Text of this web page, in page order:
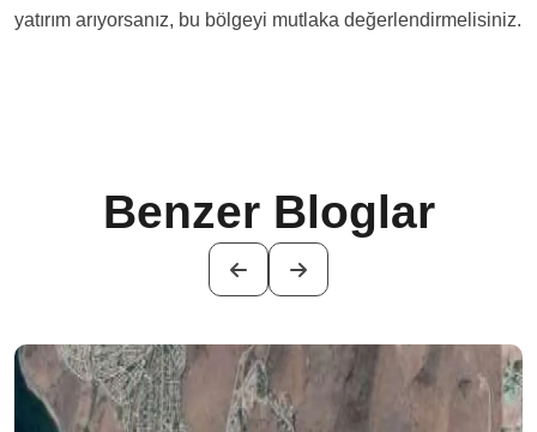
yatırım arıyorsanız, bu bölgeyi mutlaka değerlendirmelisiniz.
Benzer Bloglar